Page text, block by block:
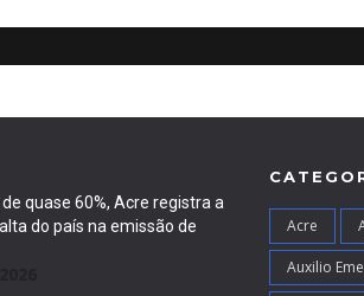
quase 60%, Acre registra a
do país na emissão de
Acre
Auxilio